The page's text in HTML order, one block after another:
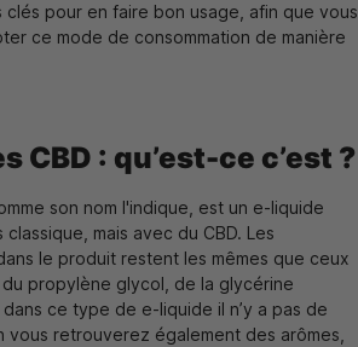
pour en faire bon usage, afin que vous
ce mode de consommation de manière
CBD : qu’est-ce c’est ?
son nom l'indique, est un e-liquide
mais avec du CBD. Les
le produit restent les mêmes que ceux
du propylène glycol, de la glycérine
ce type de e-liquide il n’y a pas de
retrouverez également des arômes,